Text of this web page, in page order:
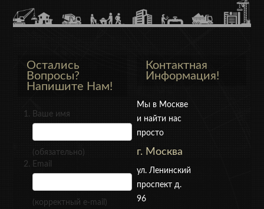
Остались
Вопросы?
Напишите Нам!
Ваше имя
(обязательно)
Email
(корректный e-mail)
Контактная
Информация!
Мы в Москве
и найти нас
просто
г. Москва
ул. Ленинский
проспект д.
96